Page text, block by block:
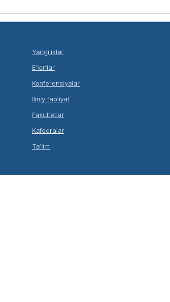
Yangiliklar
E’lonlar
Konferensiyalar
Ilmiy faoliyat
Fakultetlar
Kafedralar
Ta’lim